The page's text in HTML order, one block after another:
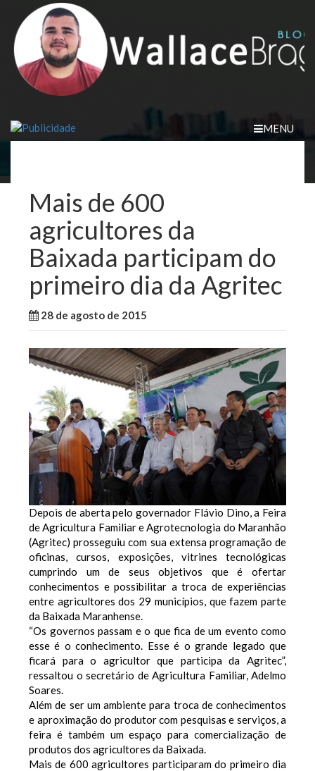
content
MENU
Mais de 600
agricultores da
Baixada participam do
primeiro dia da Agritec
28 de agosto de 2015
Depois de aberta pelo governador Flávio Dino, a Feira
de Agricultura Familiar e Agrotecnologia do Maranhão
(Agritec) prosseguiu com sua extensa programação de
oficinas, cursos, exposições, vitrines tecnológicas
cumprindo um de seus objetivos que é ofertar
conhecimentos e possibilitar a troca de experiências
entre agricultores dos 29 municípios, que fazem parte
da Baixada Maranhense.
“Os governos passam e o que fica de um evento como
esse é o conhecimento. Esse é o grande legado que
ficará para o agricultor que participa da Agritec”,
ressaltou o secretário de Agricultura Familiar, Adelmo
Soares.
Além de ser um ambiente para troca de conhecimentos
e aproximação do produtor com pesquisas e serviços, a
feira é também um espaço para comercialização de
produtos dos agricultores da Baixada.
Mais de 600 agricultores participaram do primeiro dia